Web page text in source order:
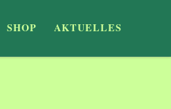
SHOP AKTUELLES